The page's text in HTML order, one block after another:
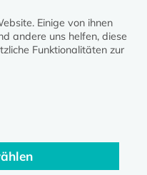
Einige von ihnen
andere uns helfen, diese
Funktionalitäten zur